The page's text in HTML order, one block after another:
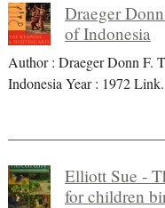
Draeger
of Indonesia
Author : Draeger Donn F.
Indonesia Year : 1972 Link
Elliott Sue -
for children